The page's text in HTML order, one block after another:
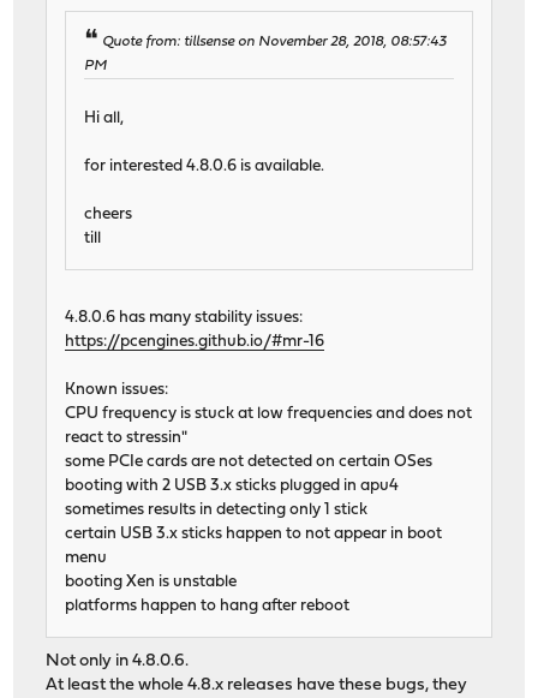
Quote from: tillsense on November 28, 2018, 08:57:43
PM
Hi all,
for interested 4.8.0.6 is available.
cheers
till
4.8.0.6 has many stability issues:
https://pcengines.github.io/#mr-16
Known issues:
CPU frequency is stuck at low frequencies and does not
react to stressin"
some PCIe cards are not detected on certain OSes
booting with 2 USB 3.x sticks plugged in apu4
sometimes results in detecting only 1 stick
certain USB 3.x sticks happen to not appear in boot
menu
booting Xen is unstable
platforms happen to hang after reboot
Not only in 4.8.0.6.
At least the whole 4.8.x releases have these bugs, they